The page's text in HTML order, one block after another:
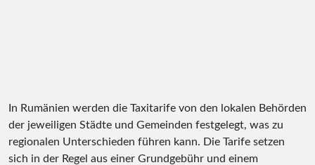
In Rumänien werden die Taxitarife von den lokalen Behörden
der jeweiligen Städte und Gemeinden festgelegt, was zu
regionalen Unterschieden führen kann. Die Tarife setzen
sich in der Regel aus einer Grundgebühr und einem